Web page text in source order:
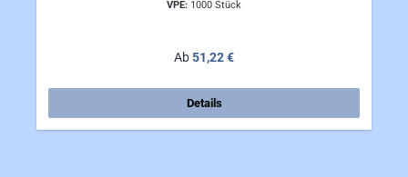
VPE: 1000 Stück
Regulärer Preis:
Ab51,22 €
Details